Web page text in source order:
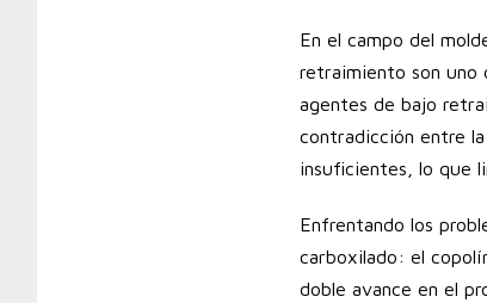
En el campo del
retraimiento son uno
agentes de bajo
contradicción entre
insuficientes, lo que
Enfrentando los
carboxilado: el
doble avance en el